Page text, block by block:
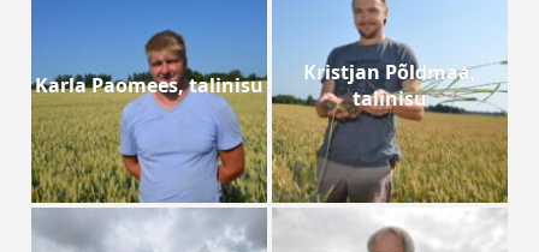
Karla Paomees, talinisu
Kristjan Põldmaa,
talinisu